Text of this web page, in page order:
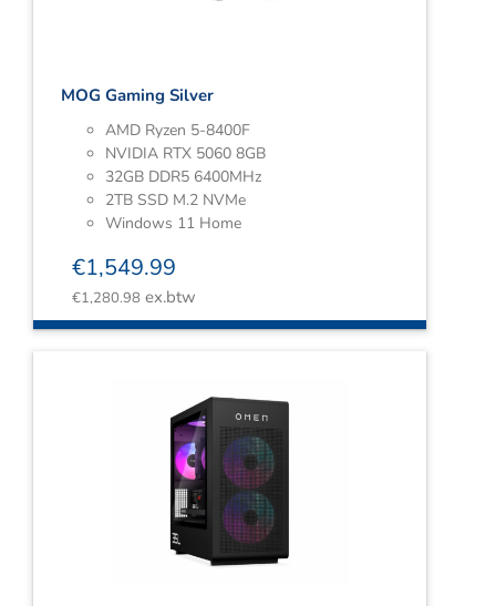
MOG Gaming Silver
AMD Ryzen 5-8400F
NVIDIA RTX 5060 8GB
32GB DDR5 6400MHz
2TB SSD M.2 NVMe
Windows 11 Home
€1,549.99
€1,280.98 ex.btw